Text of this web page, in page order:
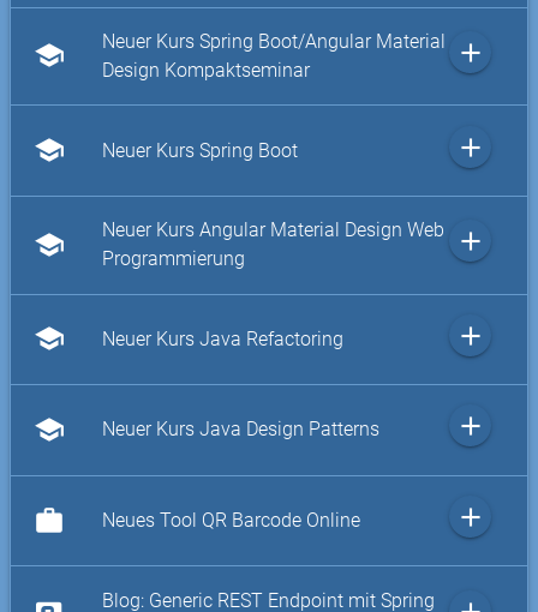
school
Neuer Kurs Spring Boot/Angular Material
Design Kompaktseminar
add
school Neuer Kurs Spring Boot add
school
Neuer Kurs Angular Material Design Web
Programmierung
add
school Neuer Kurs Java Refactoring add
school Neuer Kurs Java Design Patterns add
work Neues Tool QR Barcode Online add
Blog: Generic REST Endpoint mit Spring